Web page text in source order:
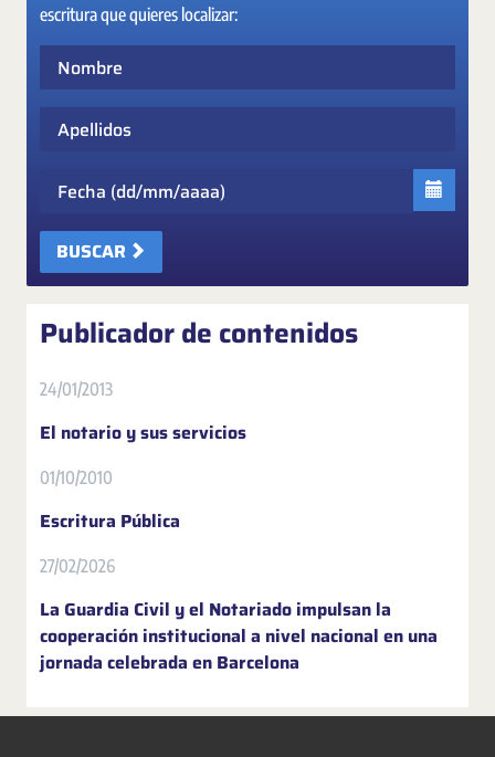
escritura que quieres localizar:
BUSCAR
Publicador de contenidos
24/01/2013
El notario y sus servicios
01/10/2010
Escritura Pública
27/02/2026
La Guardia Civil y el Notariado impulsan la
cooperación institucional a nivel nacional en una
jornada celebrada en Barcelona